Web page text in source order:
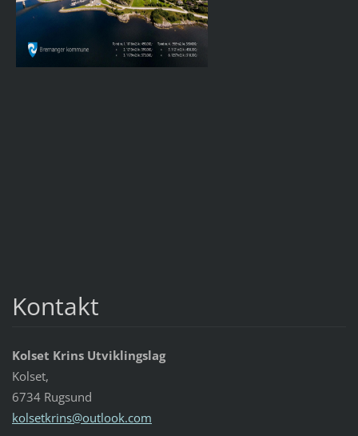
Kontakt
Kolset Krins Utviklingslag
Kolset,
6734 Rugsund
kolsetkrins@outlook.com